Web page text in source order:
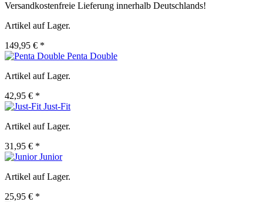
Versandkostenfreie Lieferung innerhalb Deutschlands!
Artikel auf Lager.
149,95 € *
Penta Double
Artikel auf Lager.
42,95 € *
Just-Fit
Artikel auf Lager.
31,95 € *
Junior
Artikel auf Lager.
25,95 € *